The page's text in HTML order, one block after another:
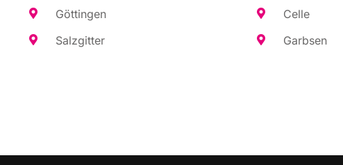
Göt­tin­gen
Salz­git­ter
Cel­le
Garb­sen